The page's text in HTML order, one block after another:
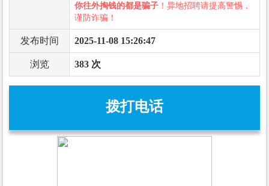
你往外掏钱的都是骗子 ！异地招聘请提高警惕，
谨防诈骗！
发布时间 2025-11-08 15:26:47
浏览 383 次
拨打电话